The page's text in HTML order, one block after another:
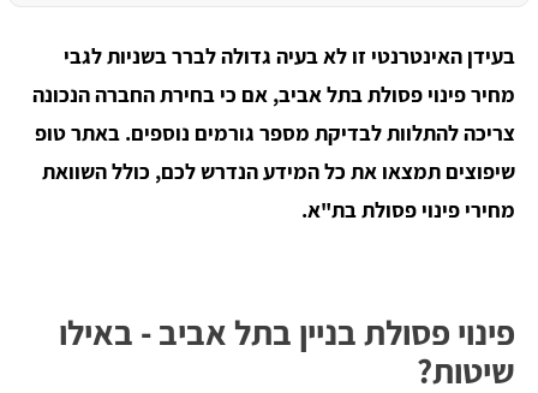
בעידן האינטרנטי זו לא בעיה גדולה לברר בשניות לגבי
מחיר פינוי פסולת בתל אביב, אם כי בחירת החברה הנכונה
צריכה להתלוות לבדיקת מספר גורמים נוספים. באתר טופ
שיפוצים תמצאו את כל המידע הנדרש לכם, כולל השוואת
מחירי פינוי פסולת בת"א.
פינוי פסולת בניין בתל אביב - באילו
שיטות?